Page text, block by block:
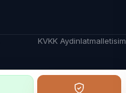
KVKK AydinlatmaIletisim